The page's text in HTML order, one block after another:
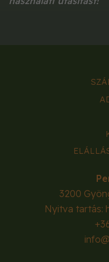
3200
Nyitva tartás: